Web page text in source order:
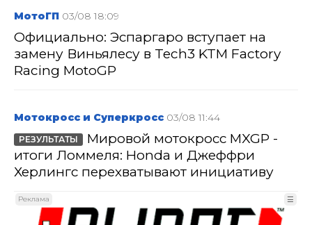
МотоГП 03/08 18:09
Официально: Эспаргаро вступает на
замену Виньялесу в Tech3 KTM Factory
Racing MotoGP
Мотокросс и Суперкросс 03/08 11:44
РЕЗУЛЬТАТЫ
Мировой мотокросс MXGP -
итоги Ломмеля: Honda и Джеффри
Херлингс перехватывают инициативу
Реклама ☰